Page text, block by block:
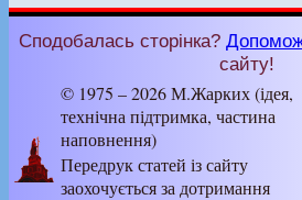
Сподобалась сторінка?
сайту!
© 1975 – 2026 М.Жарких (ідея,
технічна підтримка, частина
наповнення)
Передрук статей із сайту
заохочується за дотримання